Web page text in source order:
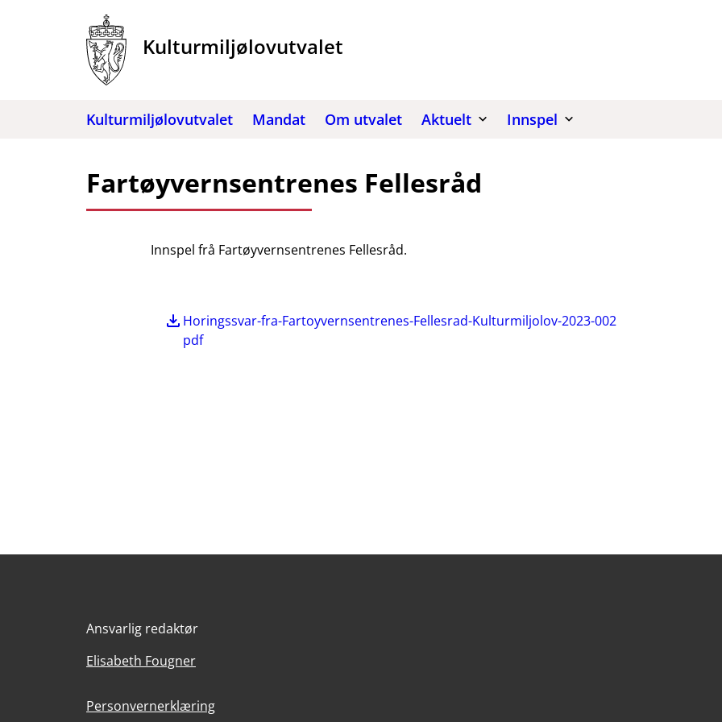
Kulturmiljølovutvalet
Kulturmiljølovutvalet Mandat Om utvalet Aktuelt Innspel
Fartøyvernsentrenes Fellesråd
Innspel frå Fartøyvernsentrenes Fellesråd.
Horingssvar-fra-Fartoyvernsentrenes-Fellesrad-Kulturmiljolov-2023-002
pdf
Ansvarlig redaktør
Elisabeth Fougner
Personvernerklæring